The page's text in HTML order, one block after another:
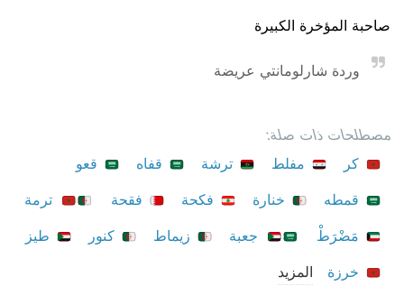
صاحبة المؤخرة الكبيرة
وردة شارلومانتي عريضة
مصطلحات ذات صلة:
كر
مفلط ترشة قفاه
قعو
قمطه
خنارة فكحة فقحة
ترمة
مَضْرَطْ
جعبة زيماط كنور
طيز
خرزة
المزيد